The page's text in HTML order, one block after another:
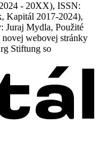
- 20XX), ISSN:
Kapitál 2017-2024),
Juraj Mydla, Použité
webovej stránky
Stiftung so